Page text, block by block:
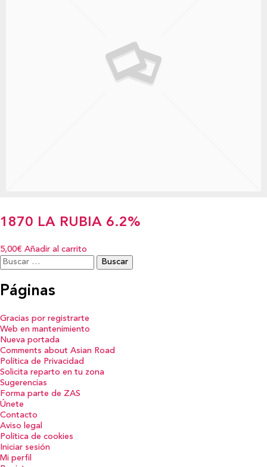
1870 LA RUBIA 6.2%
5,00€ Añadir al carrito
Buscar:
Páginas
Gracias por registrarte
Web en mantenimiento
Nueva portada
Comments about Asian Road
Política de Privacidad
Solicita reparto en tu zona
Sugerencias
Forma parte de ZAS
Únete
Contacto
Aviso legal
Política de cookies
Iniciar sesión
Mi perfil